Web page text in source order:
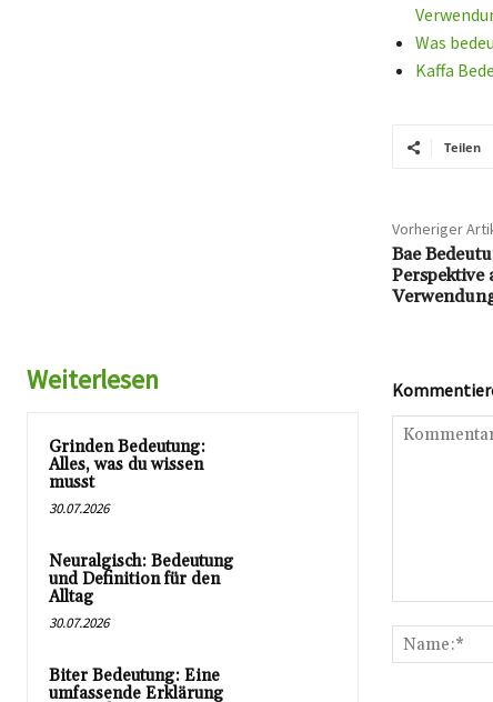
Was
Kaffa
Teilen
Vorheriger
Bae
Perspektive
Weiterlesen
Grinden Bedeutung:
Alles, was du wissen
musst
30.07.2026
Neuralgisch: Bedeutung
und Definition für den
Alltag
30.07.2026
Biter Bedeutung: Eine
umfassende Erklärung